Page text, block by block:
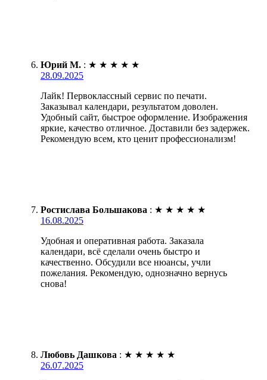
Юрий М. : ★ ★ ★ ★ ★
28.09.2025
Лайк! Первоклассный сервис по печати.
Заказывал календари, результатом доволен.
Удобный сайт, быстрое оформление. Изображения
яркие, качество отличное. Доставили без задержек.
Рекомендую всем, кто ценит профессионализм!
Ростислава Большакова : ★ ★ ★ ★ ★
16.08.2025
Удобная и оперативная работа. Заказала
календари, всё сделали очень быстро и
качественно. Обсудили все нюансы, учли
пожелания. Рекомендую, однозначно вернусь
снова!
Любовь Дашкова : ★ ★ ★ ★ ★
26.07.2025